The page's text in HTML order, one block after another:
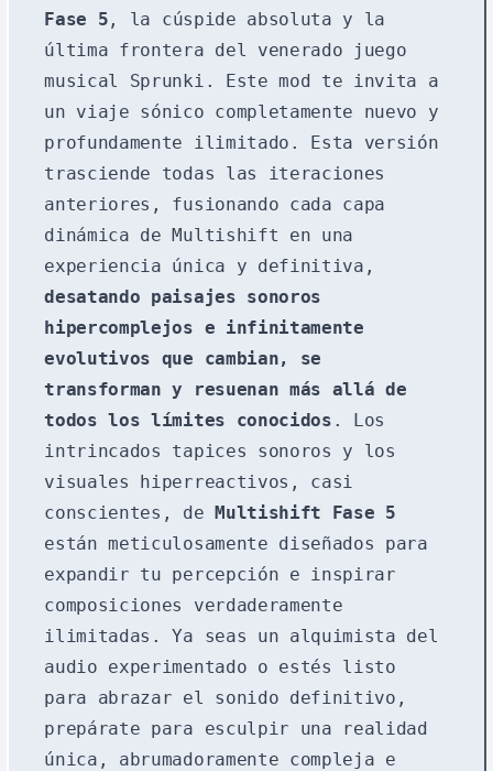
Fase 5 , la cúspide absoluta y la
última frontera del venerado juego
musical Sprunki. Este mod te invita a
un viaje sónico completamente nuevo y
profundamente ilimitado. Esta versión
trasciende todas las iteraciones
anteriores, fusionando cada capa
dinámica de Multishift en una
experiencia única y definitiva,
desatando paisajes sonoros
hipercomplejos e infinitamente
evolutivos que cambian, se
transforman y resuenan más allá de
todos los límites conocidos . Los
intrincados tapices sonoros y los
visuales hiperreactivos, casi
conscientes, deMultishift Fase 5
están meticulosamente diseñados para
expandir tu percepción e inspirar
composiciones verdaderamente
ilimitadas. Ya seas un alquimista del
audio experimentado o estés listo
para abrazar el sonido definitivo,
prepárate para esculpir una realidad
única, abrumadoramente compleja e